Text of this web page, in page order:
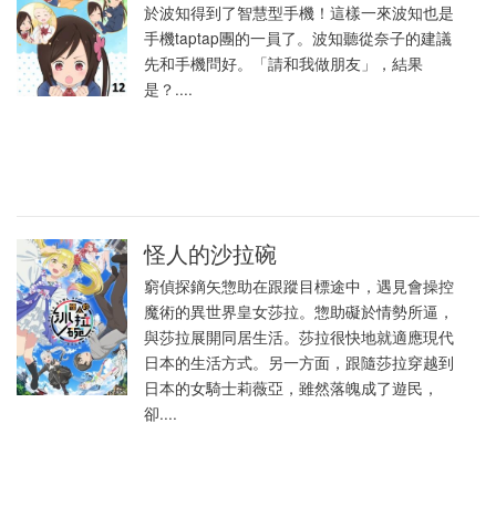
於波知得到了智慧型手機！這樣一來波知也是
手機taptap團的一員了。波知聽從奈子的建議
先和手機問好。「請和我做朋友」，結果
是？....
怪人的沙拉碗
窮偵探鏑矢惣助在跟蹤目標途中，遇見會操控
魔術的異世界皇女莎拉。惣助礙於情勢所逼，
與莎拉展開同居生活。莎拉很快地就適應現代
日本的生活方式。另一方面，跟隨莎拉穿越到
日本的女騎士莉薇亞，雖然落魄成了遊民，
卻....